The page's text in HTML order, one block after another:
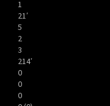
1
21′
5
2
3
214′
0
0
0